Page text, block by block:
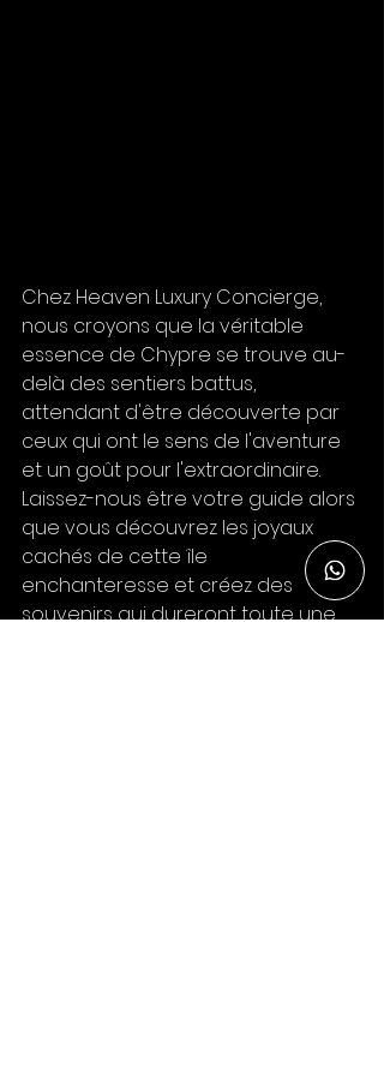
Chez Heaven Luxury Concierge,
nous croyons que la véritable
essence de Chypre se trouve au-
delà des sentiers battus,
attendant d'être découverte par
ceux qui ont le sens de l'aventure
et un goût pour l'extraordinaire.
Laissez-nous être votre guide alors
que vous découvrez les joyaux
cachés de cette île
enchanteresse et créez des
souvenirs qui dureront toute une